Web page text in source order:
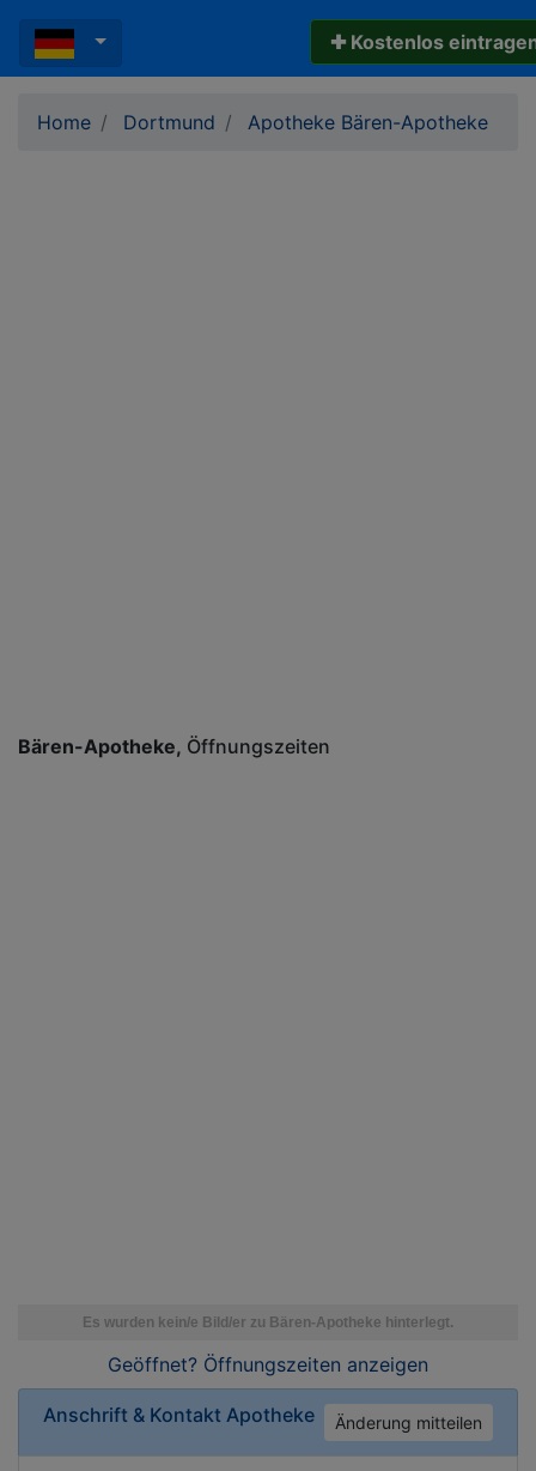
✚ Kostenlos
Home Dortmund Apotheke Bären-Apotheke
Bären-Apotheke Öffnungszeiten
Geöffnet? Öffnungszeiten anzeigen
Anschrift & Kontakt Apotheke Änderung mitteilen